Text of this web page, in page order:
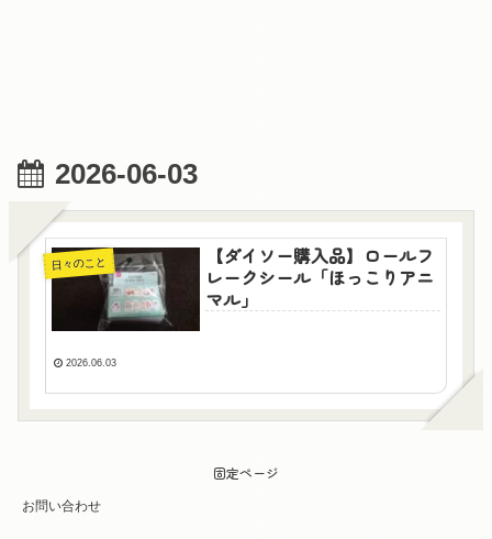
2026-06-03
日々のこと
【ダイソー購入品】ロールフ
レークシール「ほっこりアニ
マル」
2026.06.03
固定ページ
お問い合わせ